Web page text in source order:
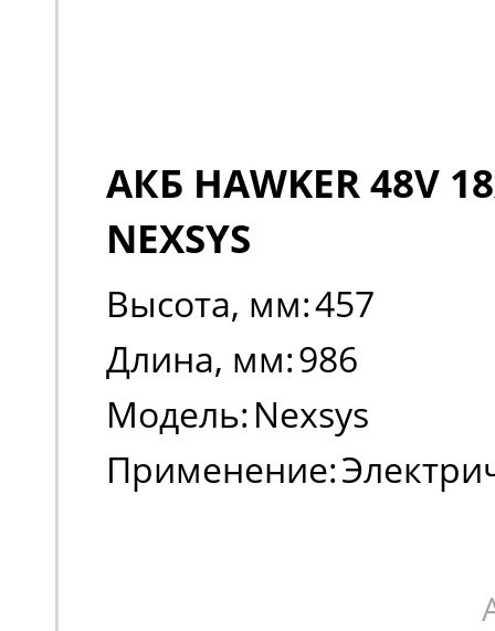
АКБ HAWKER 48V
NEXSYS
Высота, мм:457
Длина, мм:986
Модель: Nexsys
Применение: